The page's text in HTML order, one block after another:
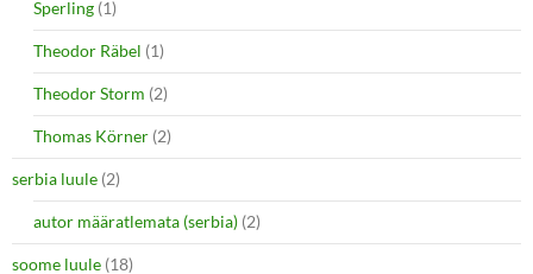
Sperling (1)
Theodor Räbel (1)
Theodor Storm (2)
Thomas Körner (2)
serbia luule (2)
autor määratlemata (serbia) (2)
soome luule (18)